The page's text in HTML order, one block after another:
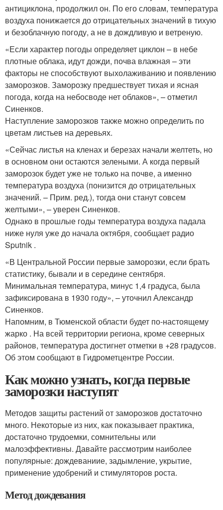
антициклона, продолжил он. По его словам, температура
воздуха понижается до отрицательных значений в тихую
и безоблачную погоду, а не в дождливую и ветреную.
«Если характер погоды определяет циклон – в небе
плотные облака, идут дожди, почва влажная – эти
факторы не способствуют выхолаживанию и появлению
заморозков. Заморозку предшествует тихая и ясная
погода, когда на небосводе нет облаков», – отметил
Синенков.
Наступление заморозков также можно определить по
цветам листьев на деревьях.
«Сейчас листья на кленах и березах начали желтеть, но
в основном они остаются зелеными. А когда первый
заморозок будет уже не только на почве, а именно
температура воздуха (понизится до отрицательных
значений. – Прим. ред.), тогда они станут совсем
желтыми», – уверен Синенков.
Однако в прошлые годы температура воздуха падала
ниже нуля уже до начала октября, сообщает радио
Sputnik .
«В Центральной России первые заморозки, если брать
статистику, бывали и в середине сентября.
Минимальная температура, минус 1,4 градуса, была
зафиксирована в 1930 году», – уточнил Александр
Синенков.
Напомним, в Тюменской области будет по-настоящему
жарко . На всей территории региона, кроме северных
районов, температура достигнет отметки в +28 градусов.
Об этом сообщают в Гидрометцентре России.
Как можно узнать, когда первые
заморозки наступят
Методов защиты растений от заморозков достаточно
много. Некоторые из них, как показывает практика,
достаточно трудоемки, сомнительны или
малоэффективны. Давайте рассмотрим наиболее
популярные: дождеваниие, задымление, укрытие,
применение удобрений и стимуляторов роста.
Метод дождевания